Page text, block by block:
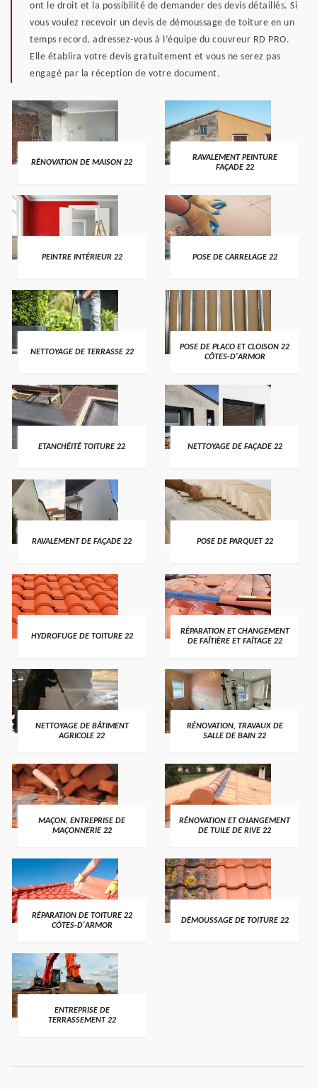
ont le droit et la possibilité de demander des devis détaillés. Si
vous voulez recevoir un devis de démoussage de toiture en un
temps record, adressez-vous à l’équipe du couvreur RD PRO.
Elle établira votre devis gratuitement et vous ne serez pas
engagé par la réception de votre document.
RÉNOVATION DE MAISON 22
RAVALEMENT PEINTURE
FAÇADE 22
PEINTRE INTÉRIEUR 22 POSE DE CARRELAGE 22
NETTOYAGE DE TERRASSE 22
POSE DE PLACO ET CLOISON 22
CÔTES-D'ARMOR
ETANCHÉITÉ TOITURE 22 NETTOYAGE DE FAÇADE 22
RAVALEMENT DE FAÇADE 22 POSE DE PARQUET 22
HYDROFUGE DE TOITURE 22
RÉPARATION ET CHANGEMENT
DE FAÎTIÈRE ET FAÎTAGE 22
NETTOYAGE DE BÂTIMENT
AGRICOLE 22
RÉNOVATION, TRAVAUX DE
SALLE DE BAIN 22
MAÇON, ENTREPRISE DE
MAÇONNERIE 22
RÉNOVATION ET CHANGEMENT
DE TUILE DE RIVE 22
RÉPARATION DE TOITURE 22
CÔTES-D'ARMOR
DÉMOUSSAGE DE TOITURE 22
ENTREPRISE DE
TERRASSEMENT 22